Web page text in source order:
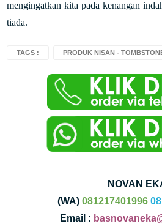
mengingatkan kita pada kenangan
tiada.
TAGS : PRODUK NISAN -
NOVAN
(WA) 081217401996
Email :